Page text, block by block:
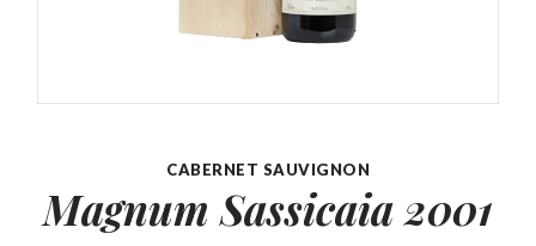
CABERNET SAUVIGNON
Magnum Sassicaia2001